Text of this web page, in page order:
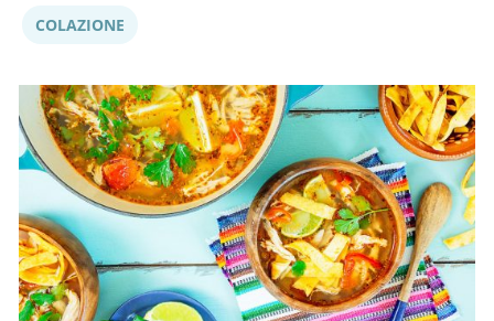
COLAZIONE